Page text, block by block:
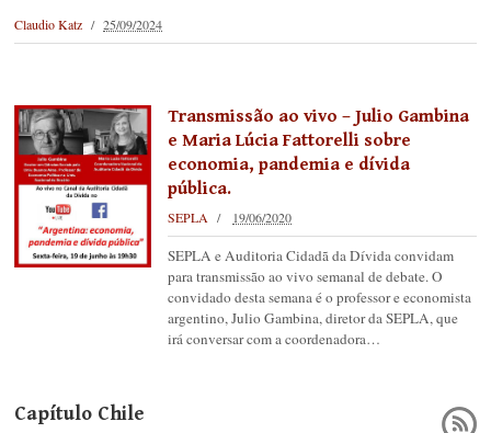
Claudio Katz 25/09/2024
Transmissão ao vivo – Julio Gambina
e Maria Lúcia Fattorelli sobre
economia, pandemia e dívida
pública.
SEPLA 19/06/2020
SEPLA e Auditoria Cidadã da Dívida convidam
para transmissão ao vivo semanal de debate. O
convidado desta semana é o professor e economista
argentino, Julio Gambina, diretor da SEPLA, que
irá conversar com a coordenadora…
Capítulo Chile